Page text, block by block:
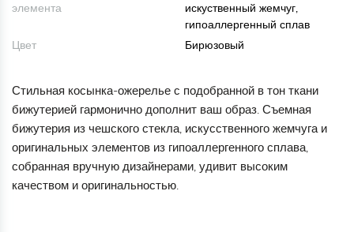
элемента
искуственный жемчуг,
гипоаллергенный сплав
Цвет
Бирюзовый
Стильная косынка-ожерелье с подобранной в тон ткани
бижутерией гармонично дополнит ваш образ. Съемная
бижутерия из чешского стекла, искусственного жемчуга и
оригинальных элементов из гипоаллергенного сплава,
собранная вручную дизайнерами, удивит высоким
качеством и оригинальностью.